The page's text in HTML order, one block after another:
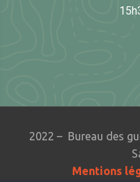
2022 – Bureau des
Mentions